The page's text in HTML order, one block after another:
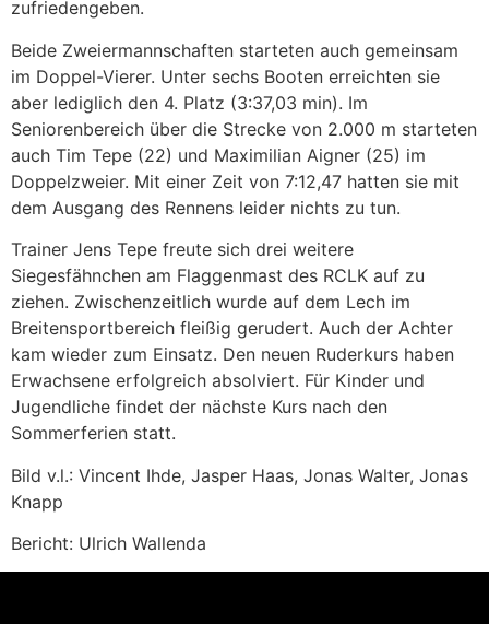
zufriedengeben.
Beide Zweiermannschaften starteten auch gemeinsam
im Doppel-Vierer. Unter sechs Booten erreichten sie
aber lediglich den 4. Platz (3:37,03 min). Im
Seniorenbereich über die Strecke von 2.000 m starteten
auch Tim Tepe (22) und Maximilian Aigner (25) im
Doppelzweier. Mit einer Zeit von 7:12,47 hatten sie mit
dem Ausgang des Rennens leider nichts zu tun.
Trainer Jens Tepe freute sich drei weitere
Siegesfähnchen am Flaggenmast des RCLK auf zu
ziehen. Zwischenzeitlich wurde auf dem Lech im
Breitensportbereich fleißig gerudert. Auch der Achter
kam wieder zum Einsatz. Den neuen Ruderkurs haben
Erwachsene erfolgreich absolviert. Für Kinder und
Jugendliche findet der nächste Kurs nach den
Sommerferien statt.
Bild v.l.: Vincent Ihde, Jasper Haas, Jonas Walter, Jonas
Knapp
Bericht: Ulrich Wallenda